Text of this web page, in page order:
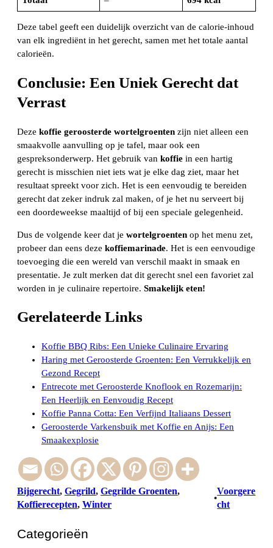
Deze tabel geeft een duidelijk overzicht van de calorie-inhoud
van elk ingrediënt in het gerecht, samen met het totale aantal
calorieën.
Conclusie: Een Uniek Gerecht dat
Verrast
Deze koffie geroosterde wortelgroenten zijn niet alleen een
smaakvolle aanvulling op je tafel, maar ook een
gespreksonderwerp. Het gebruik van koffie in een hartig
gerecht is misschien niet iets wat je elke dag ziet, maar het
resultaat spreekt voor zich. Het is een eenvoudig te bereiden
gerecht dat zeker indruk zal maken, of je het nu serveert bij
een doordeweekse maaltijd of bij een speciale gelegenheid.
Dus de volgende keer dat je wortelgroenten op het menu zet,
probeer dan eens deze koffiemarinade. Het is een eenvoudige
toevoeging die een wereld van verschil maakt in smaak en
presentatie. Je zult merken dat dit gerecht snel een favoriet zal
worden in je culinaire repertoire. Smakelijk eten!
Gerelateerde Links
Koffie BBQ Ribs: Een Unieke Culinaire Ervaring
Haring met Geroosterde Groenten: Een Verrukkelijk en
Gezond Recept
Entrecote met Geroosterde Knoflook en Rozemarijn:
Een Heerlijk en Eenvoudig Recept
Koffie Panna Cotta: Een Verfijnd Italiaans Dessert
Geroosterde Varkensbuik met Koffie en Anijs: Een
Smaakexplosie
Bijgerecht, Gegrild, Gegrilde Groenten
Koffierecepten, Winter
•
Voorgere
cht
Categorieën